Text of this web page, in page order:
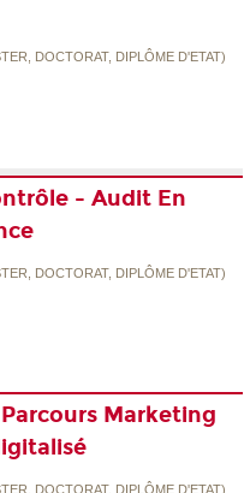
DOCTORAT, DIPLÔME D'ETAT)
- Audit En
DOCTORAT, DIPLÔME D'ETAT)
Marketing
DOCTORAT, DIPLÔME D'ETAT)